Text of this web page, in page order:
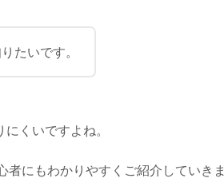
たいです。
くいですよね。
にもわかりやすくご紹介していきま